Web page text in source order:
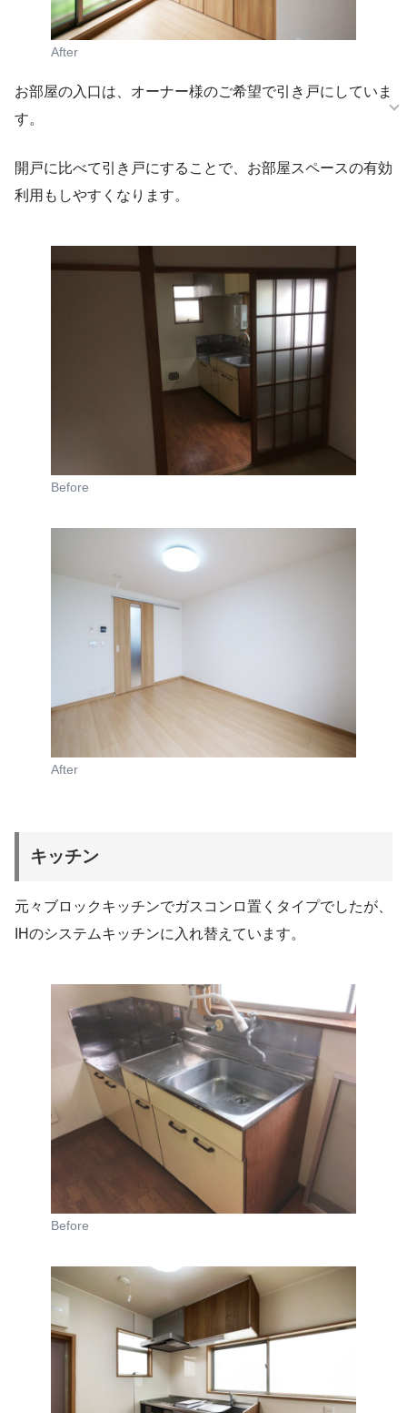
After
お部屋の入口は、オーナー様のご希望で引き戸にしていま
す。
開戸に比べて引き戸にすることで、お部屋スペースの有効
利用もしやすくなります。
Before
After
キッチン
元々ブロックキッチンでガスコンロ置くタイプでしたが、
IHのシステムキッチンに入れ替えています。
Before